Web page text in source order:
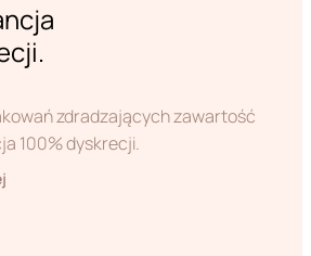
zdradzających zawartość
100% dyskrecji.